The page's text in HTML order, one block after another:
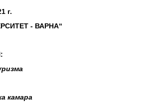
г.
- ВАРНА“
камара